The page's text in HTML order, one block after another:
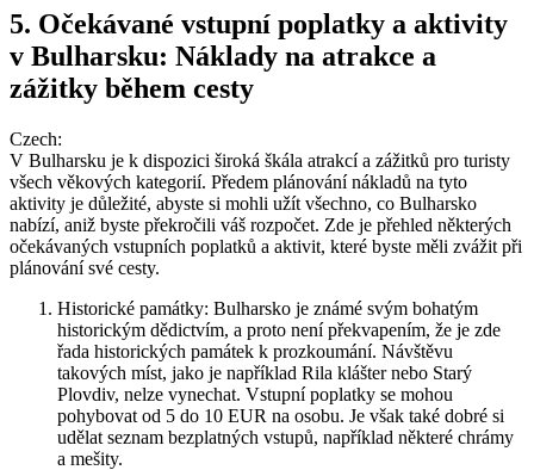
5. Očekávané vstupní poplatky a aktivity
v Bulharsku: Náklady na atrakce a
zážitky během cesty
Czech:
V Bulharsku je k dispozici široká škála atrakcí a zážitků pro turisty
všech věkových kategorií. Předem plánování nákladů na tyto
aktivity je důležité, abyste si mohli užít všechno, co Bulharsko
nabízí, aniž byste překročili váš rozpočet. Zde je přehled některých
očekávaných vstupních poplatků a aktivit, které byste měli zvážit při
plánování své cesty.
Historické památky: Bulharsko je známé svým bohatým
historickým dědictvím, a proto není překvapením, že je zde
řada historických památek k prozkoumání. Návštěvu
takových míst, jako je například Rila klášter nebo Starý
Plovdiv, nelze vynechat. Vstupní poplatky se mohou
pohybovat od 5 do 10 EUR na osobu. Je však také dobré si
udělat seznam bezplatných vstupů, například některé chrámy
a mešity.